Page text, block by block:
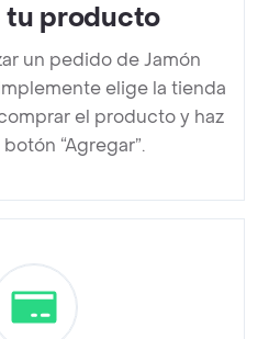
tu producto
un pedido de Jamón
elige la tienda
el producto y haz
“Agregar”.